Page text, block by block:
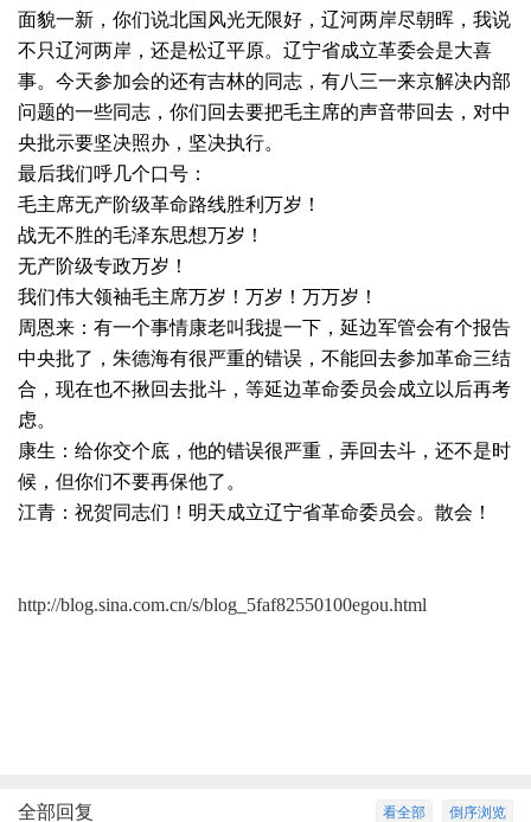
面貌一新，你们说北国风光无限好，辽河两岸尽朝晖，我说
不只辽河两岸，还是松辽平原。辽宁省成立革委会是大喜
事。今天参加会的还有吉林的同志，有八三一来京解决内部
问题的一些同志，你们回去要把毛主席的声音带回去，对中
央批示要坚决照办，坚决执行。
最后我们呼几个口号：
毛主席无产阶级革命路线胜利万岁！
战无不胜的毛泽东思想万岁！
无产阶级专政万岁！
我们伟大领袖毛主席万岁！万岁！万万岁！
周恩来：有一个事情康老叫我提一下，延边军管会有个报告
中央批了，朱德海有很严重的错误，不能回去参加革命三结
合，现在也不揪回去批斗，等延边革命委员会成立以后再考
虑。
康生：给你交个底，他的错误很严重，弄回去斗，还不是时
候，但你们不要再保他了。
江青：祝贺同志们！明天成立辽宁省革命委员会。散会！
http://blog.sina.com.cn/s/blog_5faf82550100egou.html
倒序浏览
看全部
全部回复